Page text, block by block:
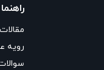
راهنما
رویه